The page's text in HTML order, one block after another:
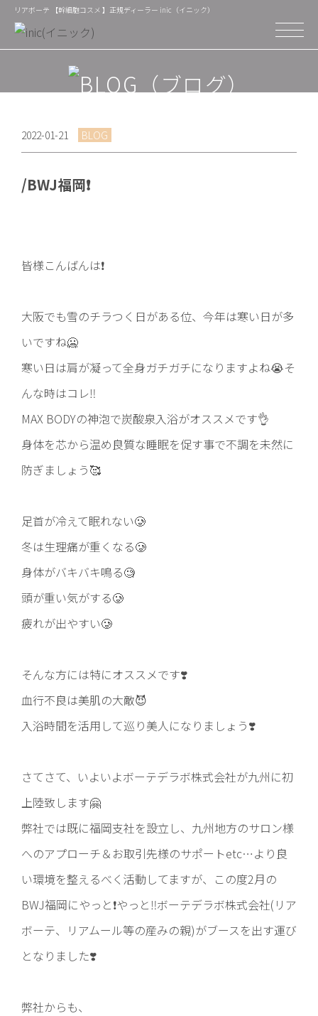
リアボーテ 【幹細胞コスメ 】正規ディーラー inic（イニック）
2022-01-21 BLOG
/BWJ福岡❗️
皆様こんばんは❗️
大阪でも雪のチラつく日がある位、今年は寒い日が多
いですね🥶
寒い日は肩が凝って全身ガチガチになりますよね😭そ
んな時はコレ‼️
MAX BODYの神泡で炭酸泉入浴がオススメです👌
身体を芯から温め良質な睡眠を促す事で不調を未然に
防ぎましょう🥰
足首が冷えて眠れない🥲
冬は生理痛が重くなる🥲
身体がバキバキ鳴る🧐
頭が重い気がする🥲
疲れが出やすい🥲
そんな方には特にオススメです❣️
血行不良は美肌の大敵😈
入浴時間を活用して巡り美人になりましょう❣️
さてさて、いよいよボーテデラボ株式会社が九州に初
上陸致します🤗
弊社では既に福岡支社を設立し、九州地方のサロン様
へのアプローチ＆お取引先様のサポートetc…より良
い環境を整えるべく活動してますが、この度2月の
BWJ福岡にやっと❗️やっと‼️ボーテデラボ株式会社(リア
ボーテ、リアムール等の産みの親)がブースを出す運び
となりました❣️
弊社からも、